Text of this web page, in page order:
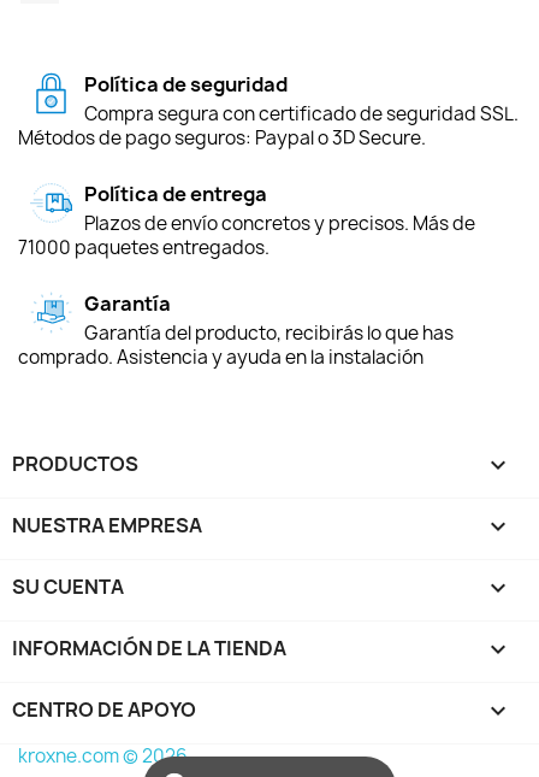
Política de seguridad
Compra segura con certificado de seguridad SSL.
Métodos de pago seguros: Paypal o 3D Secure.
Política de entrega
Plazos de envío concretos y precisos. Más de
71000 paquetes entregados.
Garantía
Garantía del producto, recibirás lo que has
comprado. Asistencia y ayuda en la instalación
PRODUCTOS 
NUESTRA EMPRESA 
SU CUENTA 
INFORMACIÓN DE LA TIENDA keyboard_arrow_down
CENTRO DE APOYO 
kroxne.com © 2026